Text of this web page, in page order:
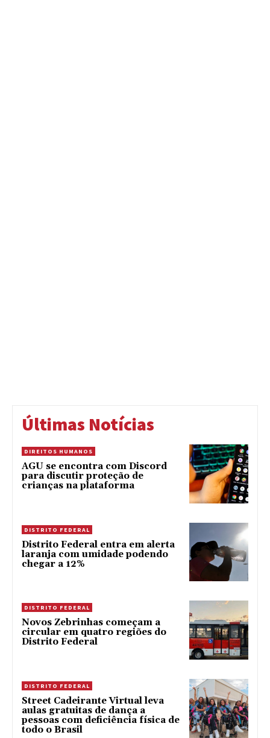
Últimas Notícias
DIREITOS HUMANOS
AGU se encontra com Discord
para discutir proteção de
crianças na plataforma
DISTRITO FEDERAL
Distrito Federal entra em alerta
laranja com umidade podendo
chegar a 12%
DISTRITO FEDERAL
Novos Zebrinhas começam a
circular em quatro regiões do
Distrito Federal
DISTRITO FEDERAL
Street Cadeirante Virtual leva
aulas gratuitas de dança a
pessoas com deficiência física de
todo o Brasil